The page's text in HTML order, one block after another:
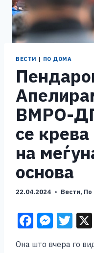
ВЕСТИ | ПО ДОМА
ВМРО-
се
на
основа
22.04.2024 Вести, По
F M T
Она што вчера го